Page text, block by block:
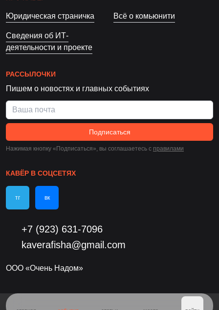
Юридическая страничка Всё о комьюнити
Сведения об ИТ-
деятельности и проекте
РАССЫЛОЧКИ
Пишем о новостях и главных событиях
Подписаться
Нажимая кнопку «Подписаться», вы соглашаетесь c правилами
КАВЁР В СОЦСЕТЯХ
тг вк
+7 (923) 631-7096
kaverafisha@gmail.com
ООО «Очень Надом»